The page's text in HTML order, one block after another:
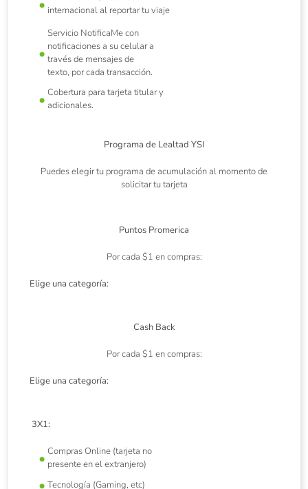
internacional al reportar tu viaje
Servicio NotificaMe con
notificaciones a su celular a
través de mensajes de
texto, por cada transacción.
Cobertura para tarjeta titular y
adicionales.
Programa de Lealtad YSI
Puedes elegir tu programa de acumulación al momento de
solicitar tu tarjeta
Puntos Promerica
Por cada $1 en compras:
Elige una categoría:
Cash Back
Por cada $1 en compras:
Elige una categoría:
3X1:
Compras Online (tarjeta no
presente en el extranjero)
Tecnología (Gaming, etc)